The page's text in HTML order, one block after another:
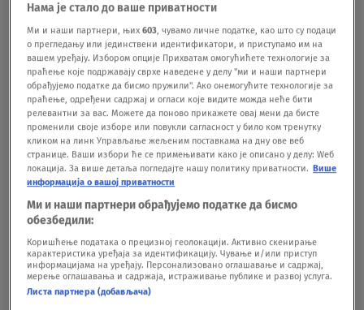
Osamdeset godina od Varšavskog ustanka
1944
SVET01.08.24.
Štajnmajer: S. Makedonija pred odlukom -
da li će uvođenjem Bugara u Ustav ići ka
EU
29.11.22.
Nemački predsednik poslao ozbiljno
POLITIKA 29.11.22.
Нама је стало до ваше приватности
Ми и наши партнери, њих603, чувамо личне податке, као што су подаци
о прегледању или јединствени идентификатори, и приступамо им на
вашем уређају. Избором опције Прихватам омогућићете технологије за
праћење које подржавају сврхе наведене у делу "ми и наши партнери
обрађујемо податке да бисмо пружили". Ако онемогућите технологије за
праћење, одређени садржај и огласи које видите можда неће бити
релевантни за вас. Можете да поново прикажете овај мени да бисте
променили своје изборе или повукли сагласност у било ком тренутку
кликом на линк Управљање жељеним поставкама на дну ове веб
странице. Ваши избори ће се примењивати како је описано у делу: Wеб
локација. За више детаља погледајте нашу политику приватности. Више
информација о вашој приватности
Ми и наши партнери обрађујемо податке да бисмо
обезбедили:
Коришћење података о прецизној геолокацији. Активно скенирање
карактеристика уређаја за идентификацију. Чување и/или приступ
информацијама на уређају. Персонализовано оглашавање и садржај,
мерење оглашавања и садржаја, истраживање публике и развој услуга.
Листа партнера (добављача)